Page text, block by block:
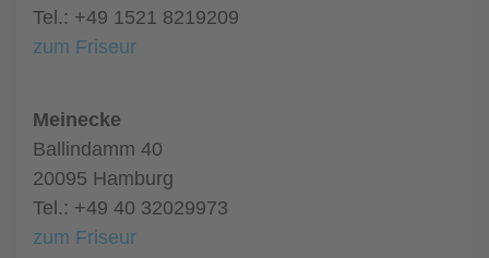
Tel.: +49 1521 8219209
zum Friseur
Meinecke
Ballindamm 40
20095 Hamburg
Tel.: +49 40 32029973
zum Friseur